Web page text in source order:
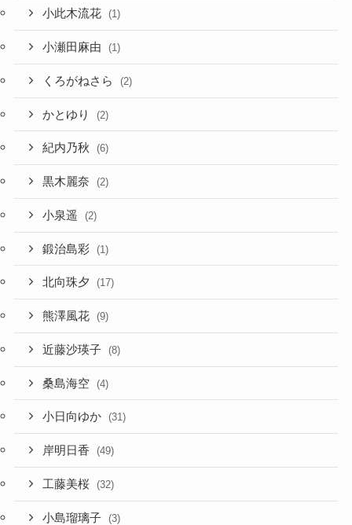
小此木流花 (1)
小瀬田麻由 (1)
くろがねさら (2)
かとゆり (2)
紀内乃秋 (6)
黒木麗奈 (2)
小泉遥 (2)
鍛治島彩 (1)
北向珠夕 (17)
熊澤風花 (9)
近藤沙瑛子 (8)
桑島海空 (4)
小日向ゆか (31)
岸明日香 (49)
工藤美桜 (32)
小島瑠璃子 (3)